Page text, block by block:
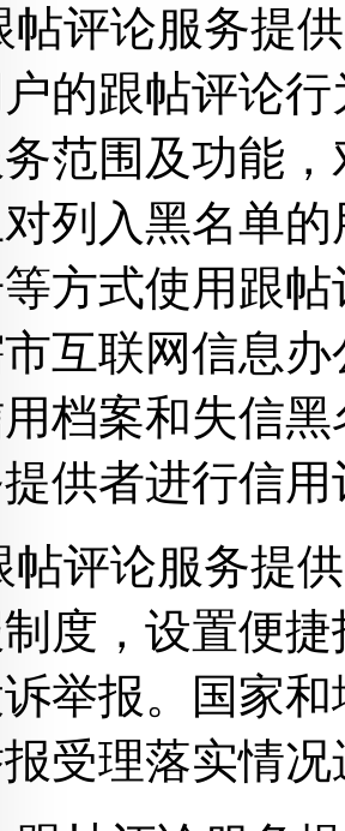
帖评论服务提
的跟帖评论
范围及功能
列入黑名单
方式使用跟
互联网信息
档案和失信
供者进行信用
帖评论服务提
度，设置便
举报。国家
受理落实情